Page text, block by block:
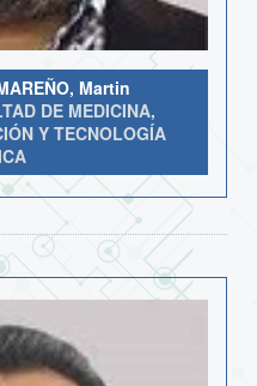
Martin
DE MEDICINA,
Y TECNOLOGÍA